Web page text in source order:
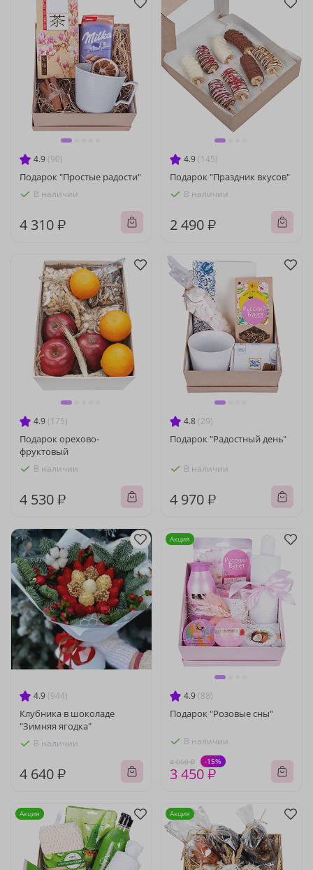
4.9 (90)
Подарок "Простые радости"
В наличии
4 310 ₽
4.9 (145)
Подарок "Праздник вкусов"
В наличии
2 490 ₽
4.9 (175)
Подарок орехово-
фруктовый
В наличии
4 530 ₽
4.8 (29)
Подарок "Радостный день"
В наличии
4 970 ₽
4.9 (944)
Клубника в шоколаде
"Зимняя ягодка"
В наличии
4 640 ₽
4.9 (88)
Подарок "Розовые сны"
В наличии
4 060 ₽ -15%
3 450 ₽
Акция
Акция Акция